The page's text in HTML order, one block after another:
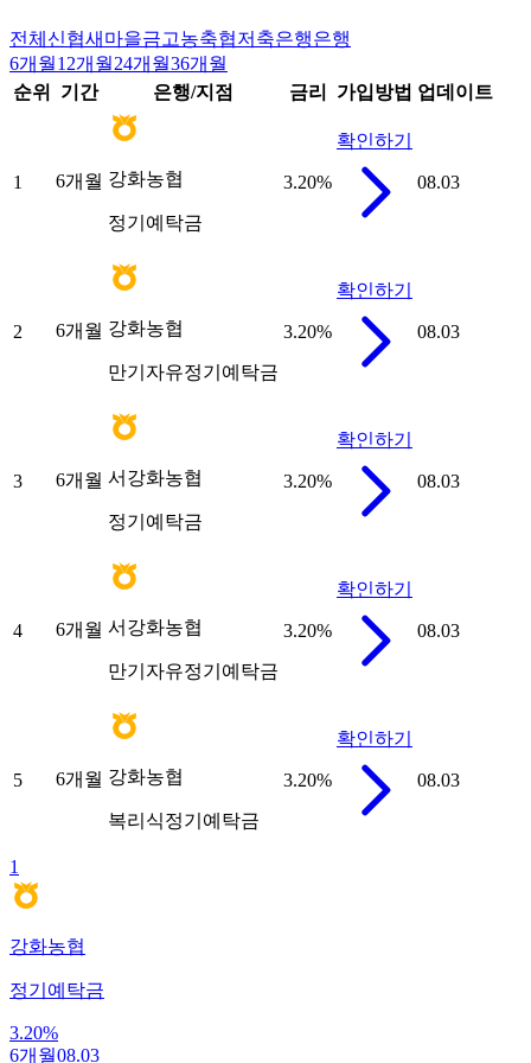
전체 신협새마을금고농축협저축은행은행
6개월12개월24개월36개월
순위
기간 은행/지점 금리 가입방법 업데이트
1 6개월 강화농협
정기예탁금
3.20%
확인하기
08.03
2 6개월 강화농협
만기자유정기예탁금
3.20%
확인하기
08.03
3 6개월 서강화농협
정기예탁금
3.20%
확인하기
08.03
4 6개월 서강화농협
만기자유정기예탁금
3.20%
확인하기
08.03
5 6개월 강화농협
복리식정기예탁금
3.20%
확인하기
08.03
1
강화농협
정기예탁금
3.20%
6개월08.03